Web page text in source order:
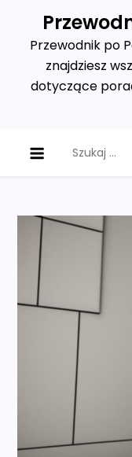
contentPrzewodnik po
znajdziesz
dotyczące